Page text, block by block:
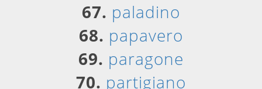
67. paladino
68. papavero
69. paragone
70. partigiano